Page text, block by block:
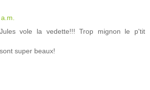
vole la vedette!!! Trop mignon le p'tit
super beaux!